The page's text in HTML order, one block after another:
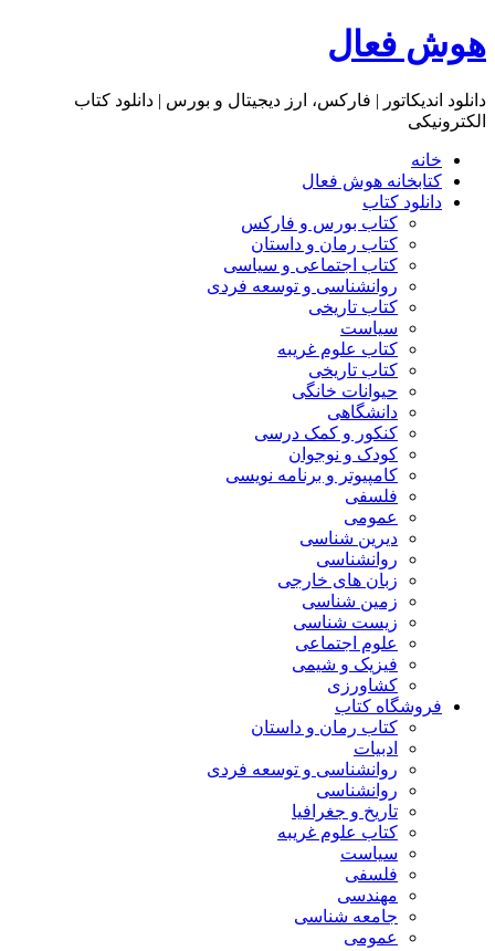
هوش فعال
دانلود اندیکاتور | فارکس، ارز دیجیتال و بورس | دانلود کتاب
الکترونیکی
خانه
کتابخانه هوش فعال
دانلود کتاب
کتاب بورس و فارکس
کتاب رمان و داستان
کتاب اجتماعی و سیاسی
روانشناسی و توسعه فردی
کتاب تاریخی
سیاست
کتاب علوم غریبه
کتاب تاریخی
حیوانات خانگی
دانشگاهی
کنکور و کمک‌ درسی
کودک و نوجوان
کامپیوتر و برنامه نویسی
فلسفی
عمومی
دیرین شناسی
روانشناسی
زبان های خارجی
زمین شناسی
زیست شناسی
علوم اجتماعی
فیزیک و شیمی
کشاورزی
فروشگاه کتاب
کتاب رمان و داستان
ادبیات
روانشناسی و توسعه فردی
روانشناسی
تاریخ و جغرافیا
کتاب علوم غریبه
سیاست
فلسفی
مهندسی
جامعه شناسی
عمومی